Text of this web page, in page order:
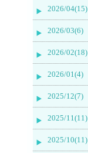
2026/04(15)
2026/03(6)
2026/02(18)
2026/01(4)
2025/12(7)
2025/11(11)
2025/10(11)